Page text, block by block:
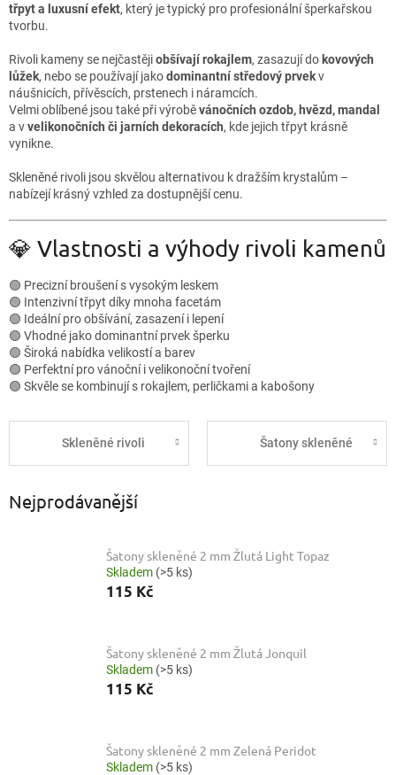
třpyt a luxusní efekt, který je typický pro profesionální šperkařskou
tvorbu.
Rivoli kameny se nejčastějiobšívají rokajlem, zasazují do kovových
lůžek, nebo se používají jakodominantní středový prvekv
náušnicích, přívěscích, prstenech i náramcích.
Velmi oblíbené jsou také při výroběvánočních ozdob, hvězd, mandal
a vvelikonočních či jarních dekoracích, kde jejich třpyt krásně
vynikne.
Skleněné rivoli jsou skvělou alternativou k dražším krystalům –
nabízejí krásný vzhled za dostupnější cenu.
💎 Vlastnosti a výhody rivoli kamenů
🟢 Precizní broušení s vysokým leskem
🟢 Intenzivní třpyt díky mnoha facetám
🟢 Ideální pro obšívání, zasazení i lepení
🟢 Vhodné jako dominantní prvek šperku
🟢 Široká nabídka velikostí a barev
🟢 Perfektní pro vánoční i velikonoční tvoření
🟢 Skvěle se kombinují s rokajlem, perličkami a kabošony
Skleněné rivoli Šatony skleněné
Nejprodávanější
Šatony skleněné 2 mm Žlutá Light Topaz
Skladem (>5 ks)
115 Kč
Šatony skleněné 2 mm Žlutá Jonquil
Skladem (>5 ks)
115 Kč
Šatony skleněné 2 mm Zelená Peridot
Skladem (>5 ks)